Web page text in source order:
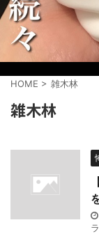
HOME > 雑木林
雑木林